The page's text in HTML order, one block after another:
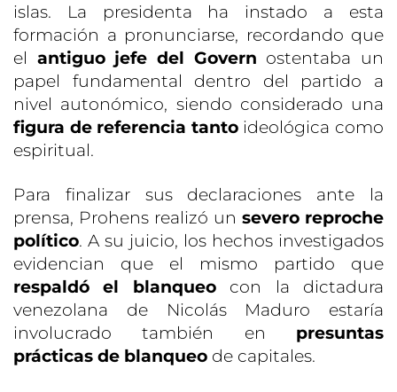
islas. La presidenta ha instado a esta
formación a pronunciarse, recordando que
el antiguo jefe del Govern ostentaba un
papel fundamental dentro del partido a
nivel autonómico, siendo considerado una
figura de referencia tantoideológica como
espiritual.
Para finalizar sus declaraciones ante la
prensa, Prohens realizó un severo reproche
político. A su juicio, los hechos investigados
evidencian que el mismo partido que
respaldó el blanqueocon la dictadura
venezolana de Nicolás Maduro estaría
involucrado también en presuntas
prácticas de blanqueo de capitales.